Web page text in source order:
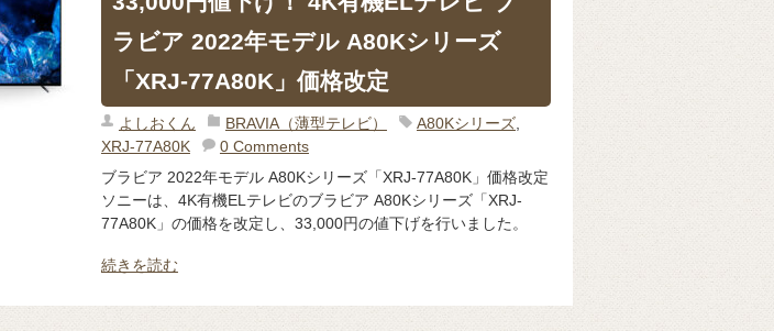
ラビア 2022年モデル A80Kシリーズ
「XRJ-77A80K」価格改定
よしおくん BRAVIA（薄型テレビ） A80Kシリーズ,
XRJ-77A80K
0 Comments
ブラビア 2022年モデル A80Kシリーズ「XRJ-77A80K」価格改定
ソニーは、4K有機ELテレビのブラビア A80Kシリーズ「XRJ-
77A80K」の価格を改定し、33,000円の値下げを行いました。
続きを読む